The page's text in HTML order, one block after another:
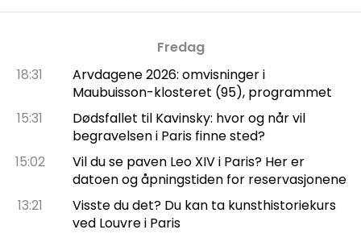
Fredag
18:31
Arvdagene 2026: omvisninger i
Maubuisson-klosteret (95), programmet
15:31
Dødsfallet til Kavinsky: hvor og når vil
begravelsen i Paris finne sted?
15:02
Vil du se paven Leo XIV i Paris? Her er
datoen og åpningstiden for reservasjonene
13:21
Visste du det? Du kan ta kunsthistoriekurs
ved Louvre i Paris